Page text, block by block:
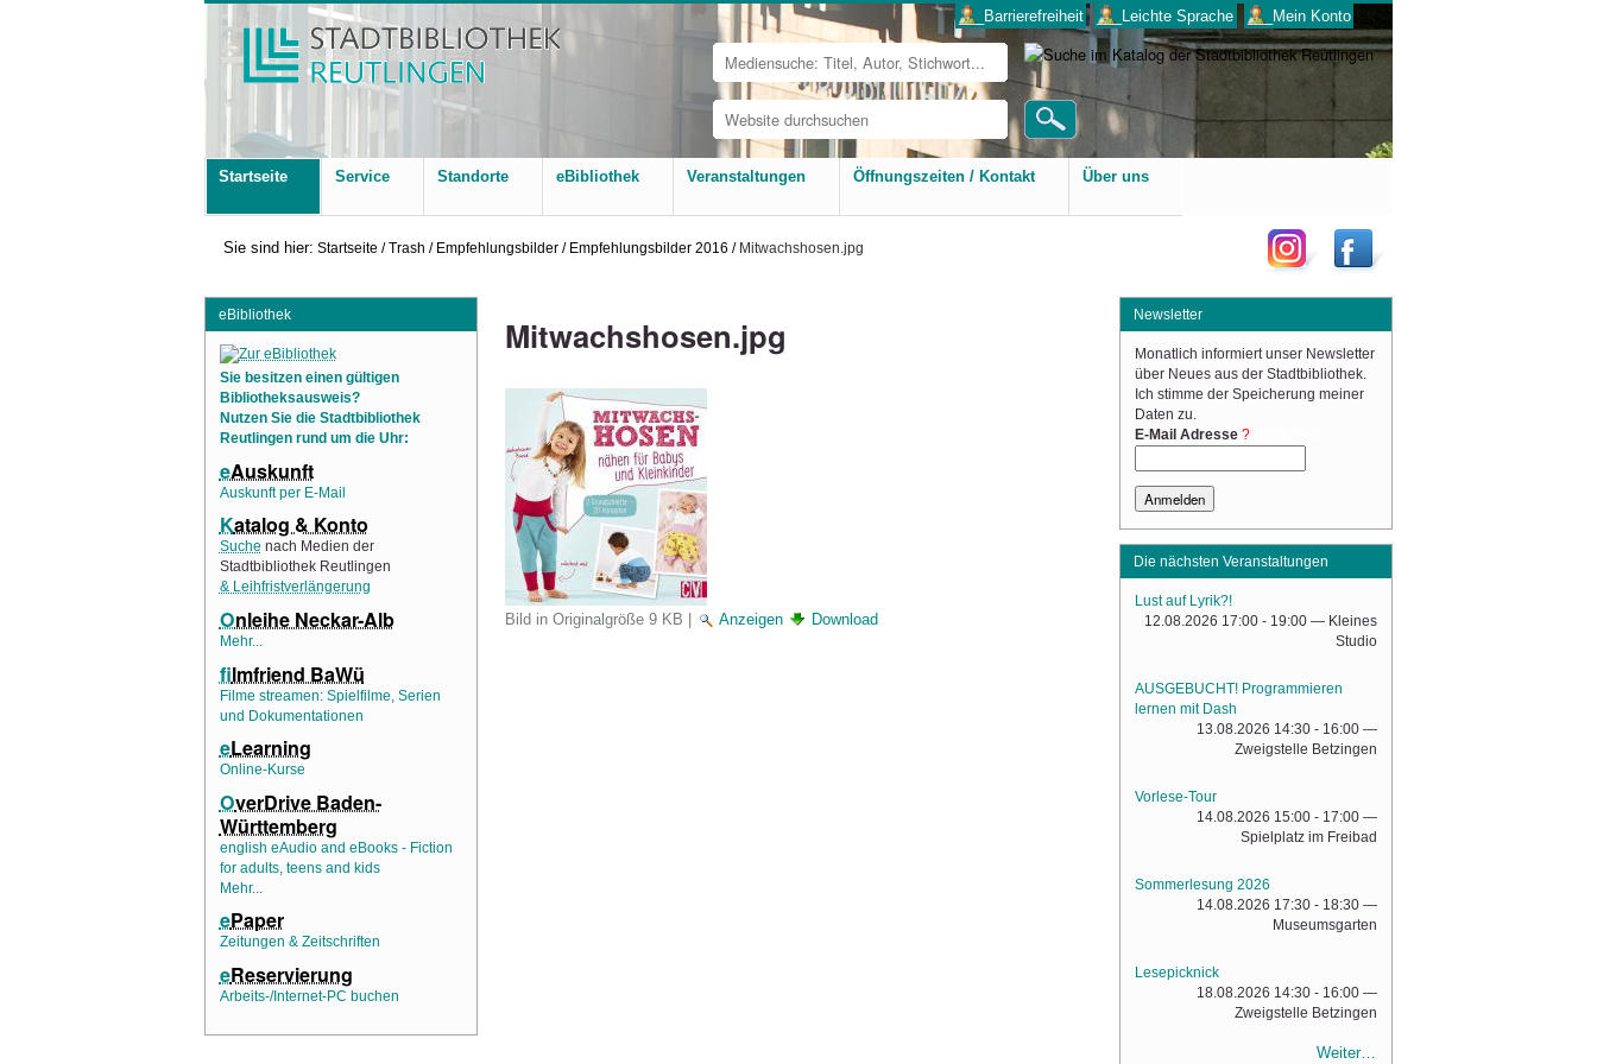
Website
durchsuchen
Erweiterte
Suche…
___Barrierefreiheit ___Leichte Sprache ___Mein Konto
Startseite Service Standorte eBibliothek Veranstaltungen Öffnungszeiten / Kontakt Über uns
Sie sind hier: Startseite /Trash / Empfehlungsbilder / Empfehlungsbilder 2016 / Mitwachshosen.jpg
Mitwachshosen.jpg
Bild in Originalgröße 9 KB Anzeigen Download
eBibliothek
Sie besitzen einen gültigen
Bibliotheksausweis?
Nutzen Sie die Stadtbibliothek
Reutlingen rund um die Uhr:
eAuskunft
Auskunft per E-Mail
Katalog & Konto
Suche nach Medien der
Stadtbibliothek Reutlingen
& Leihfristverlängerung
Onleihe Neckar-Alb
Mehr...
filmfriend BaWü
Filme streamen: Spielfilme, Serien
und Dokumentationen
eLearning
Online-Kurse
OverDrive Baden-
Württemberg
english eAudio and eBooks - Fiction
for adults, teens and kids
Mehr...
ePaper
Zeitungen & Zeitschriften
eReservierung
Arbeits-/Internet-PC buchen
Newsletter
Monatlich informiert unser Newsletter
über Neues aus der Stadtbibliothek.
Ich stimme der Speicherung meiner
Daten zu.
E-Mail Adresse
Die nächsten Veranstaltungen
Lust auf Lyrik?!
12.08.2026 17:00 - 19:00 — Kleines
Studio
AUSGEBUCHT! Programmieren
lernen mit Dash
13.08.2026 14:30 - 16:00 —
Zweigstelle Betzingen
Vorlese-Tour
14.08.2026 15:00 - 17:00 —
Spielplatz im Freibad
Sommerlesung 2026
14.08.2026 17:30 - 18:30 —
Museumsgarten
Lesepicknick
18.08.2026 14:30 - 16:00 —
Zweigstelle Betzingen
Weiter…